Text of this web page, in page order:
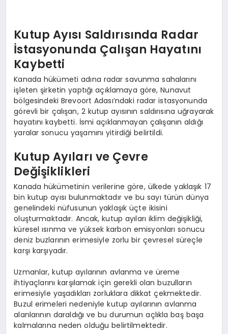
Kutup Ayısı Saldırısında Radar
İstasyonunda Çalışan Hayatını
Kaybetti
Kanada hükümeti adına radar savunma sahalarını
işleten şirketin yaptığı açıklamaya göre, Nunavut
bölgesindeki Brevoort Adası’ndaki radar istasyonunda
görevli bir çalışan, 2 kutup ayısının saldırısına uğrayarak
hayatını kaybetti. İsmi açıklanmayan çalışanın aldığı
yaralar sonucu yaşamını yitirdiği belirtildi.
Kutup Ayıları ve Çevre
Değişiklikleri
Kanada hükümetinin verilerine göre, ülkede yaklaşık 17
bin kutup ayısı bulunmaktadır ve bu sayı türün dünya
genelindeki nüfusunun yaklaşık üçte ikisini
oluşturmaktadır. Ancak, kutup ayıları iklim değişikliği,
küresel ısınma ve yüksek karbon emisyonları sonucu
deniz buzlarının erimesiyle zorlu bir çevresel süreçle
karşı karşıyadır.
Uzmanlar, kutup ayılarının avlanma ve üreme
ihtiyaçlarını karşılamak için gerekli olan buzulların
erimesiyle yaşadıkları zorluklara dikkat çekmektedir.
Buzul erimeleri nedeniyle kutup ayılarının avlanma
alanlarının daraldığı ve bu durumun açlıkla baş başa
kalmalarına neden olduğu belirtilmektedir.